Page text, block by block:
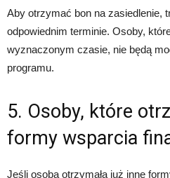
Aby otrzymać bon na zasiedlenie,
odpowiednim terminie. Osoby,
wyznaczonym czasie, nie będą
programu.
5. Osoby, które
formy wsparcia
Jeśli osoba otrzymała już inne